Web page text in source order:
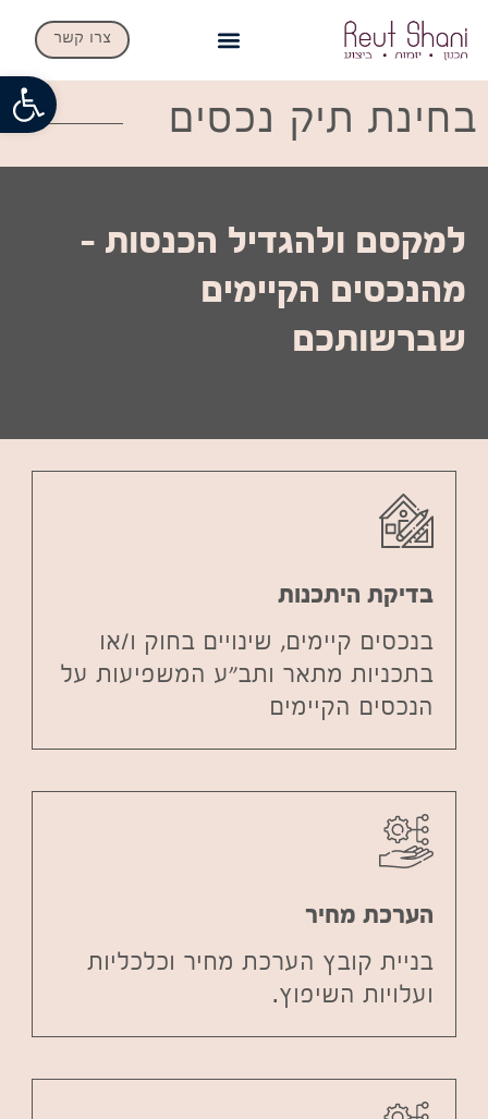
צרו קשר
בחינת תיק נכסים
למקסם ולהגדיל הכנסות –
מהנכסים הקיימים
שברשותכם
בדיקת היתכנות
בנכסים קיימים, שינויים בחוק ו/או
בתכניות מתאר ותב"ע המשפיעות על
הנכסים הקיימים
הערכת מחיר
בניית קובץ הערכת מחיר וכלכליות
ועלויות השיפוץ.